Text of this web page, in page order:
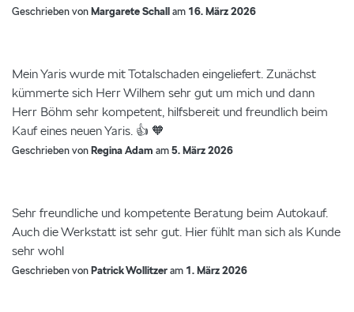
Geschrieben vonMargarete Schallam 16. März 2026
Mein Yaris wurde mit Totalschaden eingeliefert. Zunächst
kümmerte sich Herr Wilhem sehr gut um mich und dann
Herr Böhm sehr kompetent, hilfsbereit und freundlich beim
Kauf eines neuen Yaris. 👍 🧡
Geschrieben vonRegina Adam am5. März 2026
Sehr freundliche und kompetente Beratung beim Autokauf.
Auch die Werkstatt ist sehr gut. Hier fühlt man sich als Kunde
sehr wohl
Geschrieben vonPatrick Wollitzeram 1. März 2026